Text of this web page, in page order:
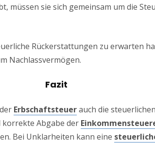
müssen sie sich gemeinsam um die
Rückerstattungen zu erwarten
Nachlassvermögen.
Fazit
Erbschaftsteuerauch die
Abgabe der
Bei Unklarheiten kann eine